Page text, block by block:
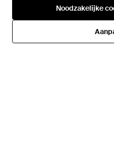
Noodzakelijke
Noodzakelijke
Badmode ,Zwart ,Polyester
SALE